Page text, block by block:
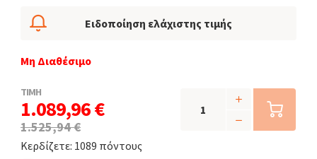
ΤΙΜΗ
1.089,96 €
1.525,94 €
Κερδίζετε: 1089 πόντους
Ειδοποίηση ελάχιστης τιμής
Μη Διαθέσιμο